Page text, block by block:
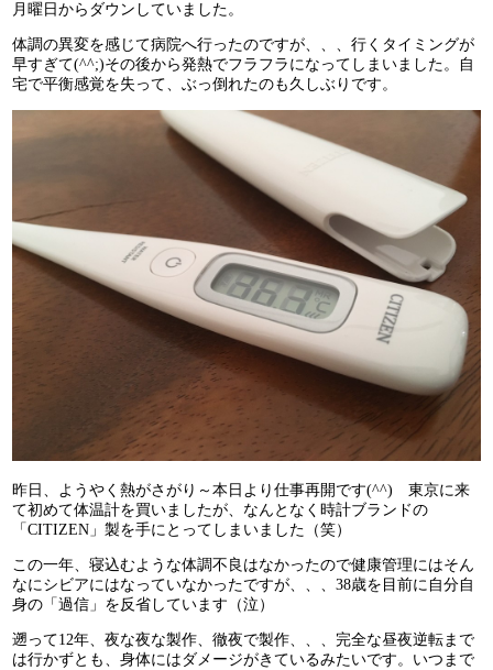
月曜日からダウンしていました。
体調の異変を感じて病院へ行ったのですが、、、行くタイミングが
早すぎて(^^;)その後から発熱でフラフラになってしまいました。自
宅で平衡感覚を失って、ぶっ倒れたのも久しぶりです。
昨日、ようやく熱がさがり～本日より仕事再開です(^^) 東京に来
て初めて体温計を買いましたが、なんとなく時計ブランドの
「CITIZEN」製を手にとってしまいました（笑）
この一年、寝込むような体調不良はなかったので健康管理にはそん
なにシビアにはなっていなかったですが、、、38歳を目前に自分自
身の「過信」を反省しています（泣）
遡って12年、夜な夜な製作、徹夜で製作、、、完全な昼夜逆転まで
は行かずとも、身体にはダメージがきているみたいです。いつまで